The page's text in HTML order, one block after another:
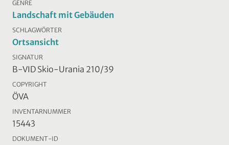
GENRE
Landschaft mit Gebäuden
SCHLAGWÖRTER
Ortsansicht
SIGNATUR
B-VID Skio-Urania 210/39
COPYRIGHT
ÖVA
INVENTARNUMMER
15443
DOKUMENT-ID